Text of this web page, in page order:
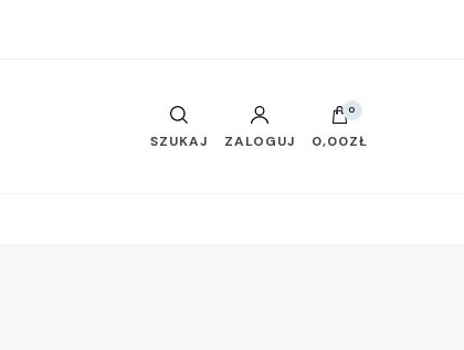
SZUKAJ ZALOGUJ
0
0,00ZŁ